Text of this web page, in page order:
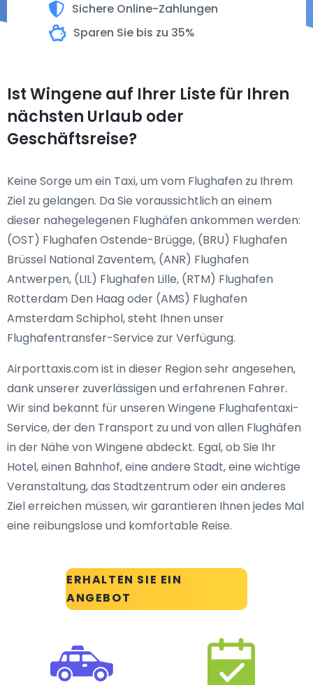
Sichere Online-Zahlungen
Sparen Sie bis zu 35%
ERHALTEN SIE EIN
ANGEBOT
Ist Wingene auf Ihrer Liste für Ihren
nächsten Urlaub oder
Geschäftsreise?
Keine Sorge um ein Taxi, um vom Flughafen zu Ihrem
Ziel zu gelangen. Da Sie voraussichtlich an einem
dieser nahegelegenen Flughäfen ankommen werden:
(OST) Flughafen Ostende-Brügge, (BRU) Flughafen
Brüssel National Zaventem, (ANR) Flughafen
Antwerpen, (LIL) Flughafen Lille, (RTM) Flughafen
Rotterdam Den Haag oder (AMS) Flughafen
Amsterdam Schiphol, steht Ihnen unser
Flughafentransfer-Service zur Verfügung.
Airporttaxis.com ist in dieser Region sehr angesehen,
dank unserer zuverlässigen und erfahrenen Fahrer.
Wir sind bekannt für unseren Wingene Flughafentaxi-
Service, der den Transport zu und von allen Flughäfen
in der Nähe von Wingene abdeckt. Egal, ob Sie Ihr
Hotel, einen Bahnhof, eine andere Stadt, eine wichtige
Veranstaltung, das Stadtzentrum oder ein anderes
Ziel erreichen müssen, wir garantieren Ihnen jedes Mal
eine reibungslose und komfortable Reise.